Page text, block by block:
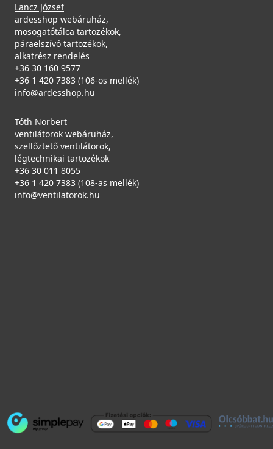
Lancz József
ardesshop webáruház,
mosogatótálca tartozékok,
páraelszívó tartozékok,
alkatrész rendelés
+36 30 160 9577
+36 1 420 7383 (106-os mellék)
info@ardesshop.hu
Tóth Norbert
ventilátorok webáruház,
szellőztető ventilátorok,
légtechnikai tartozékok
+36 30 011 8055
+36 1 420 7383 (108-as mellék)
info@ventilatorok.hu